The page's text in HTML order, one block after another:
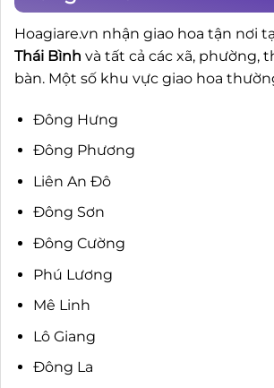
Hoagiare.vn nhận giao hoa tận nơi
Thái Bình và tất cả các xã, phường,
bàn. Một số khu vực giao hoa
Đông Hưng
Đông Phương
Liên An Đô
Đông Sơn
Đông Cường
Phú Lương
Mê Linh
Lô Giang
Đông La